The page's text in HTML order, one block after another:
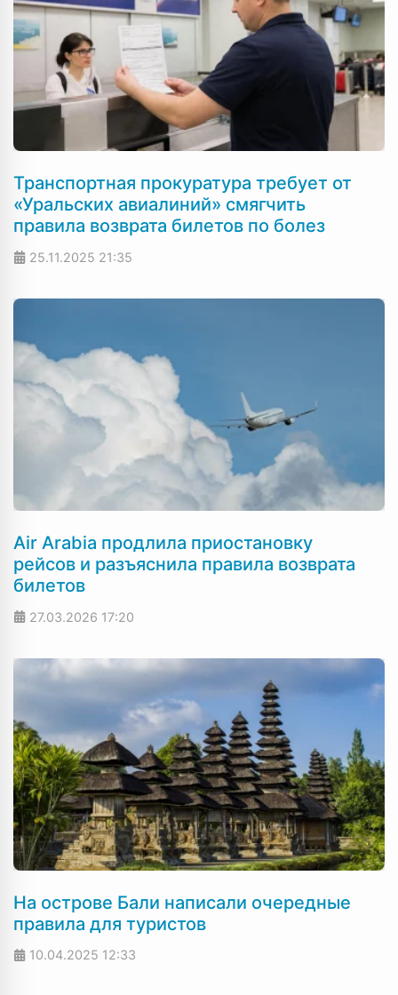
Транспортная прокуратура требует от
«Уральских авиалиний» смягчить
правила возврата билетов по болез
25.11.2025 21:35
Air Arabia продлила приостановку
рейсов и разъяснила правила возврата
билетов
27.03.2026 17:20
На острове Бали написали очередные
правила для туристов
10.04.2025 12:33